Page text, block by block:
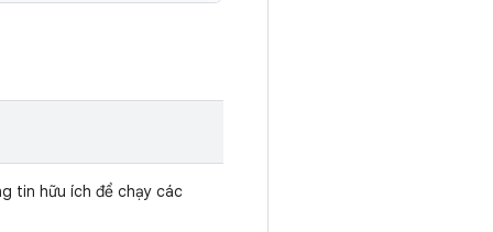
tin hữu ích để chạy các